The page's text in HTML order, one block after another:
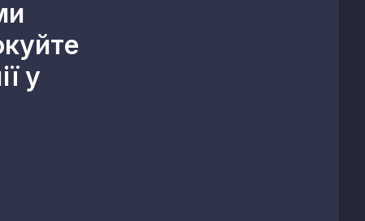
у